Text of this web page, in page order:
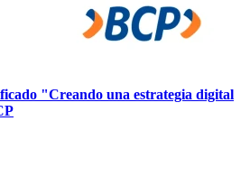
"Creando una estrategia digital